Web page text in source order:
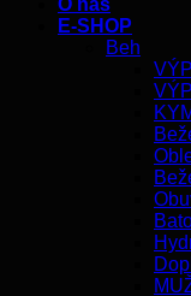
O nás
E-SHOP
Beh